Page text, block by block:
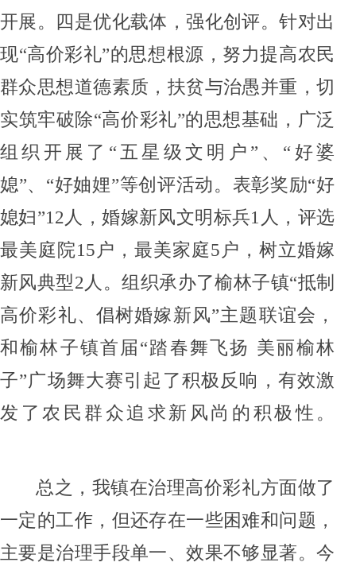
开展 。 四 是优化载体，强化创评。针对出
现“高价彩礼”的思想根源，努力提高农民
群众思想道德素质，扶贫与治愚并重，切
实筑牢破除“高价彩礼”的思想基础，广泛
组织开展了“五星级 文明 户 ”、“好婆
媳”、“好妯娌”等创评活动。 表彰奖励“好
媳妇”12人，婚嫁新风文明标兵1人，评选
最美庭院15户，最美家庭5户，树立婚嫁
新风典型2人。组织承办了榆林子镇“抵制
高价彩礼、倡树婚嫁新风”主题联谊会，
和榆林子镇首届“踏春舞飞扬 美丽榆林
子”广场舞大赛引起了积极反响， 有效激
发了农民 群众追求新 风尚 的积极性。
总之，我镇在治理高价彩礼方面做了
一定的工作，但还存在一些困难和问题，
主要是治理手段单一、效果不够显著。今